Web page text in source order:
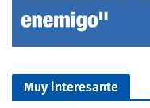
Muy interesante